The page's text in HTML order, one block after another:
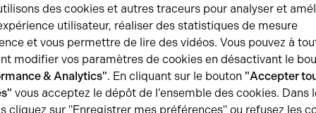
la société Chaussor a finalisé l’acquisition d’un
. Ce nouveau site comprend à la fois un espace de réception
aux besoins d’organisation et de confort attendus
des cookies et autres traceurs pour analyser et
utilisateur, réaliser des statistiques de mesure
et vous permettre de lire des vidéos. Vous pouvez à
modifier vos paramètres de cookies en désactivant le
& Analytics". En cliquant sur le bouton "Accepter
vous acceptez le dépôt de l’ensemble des cookies. Dans
cliquez sur "Enregistrer mes préférences" ou refusez les